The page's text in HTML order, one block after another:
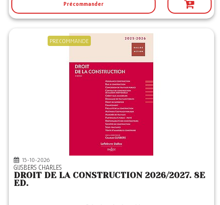
Précommander
PRECOMMANDE
15-10-2026
GIJSBERS CHARLES
DROIT DE LA CONSTRUCTION 2026/2027. 8E
ED.